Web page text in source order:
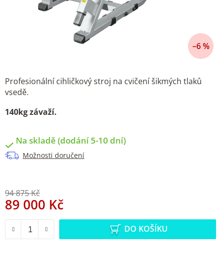
Profesionální cihličkový stroj na cvičení šikmých tlaků
vsedě.
140kg závaží.
Na skladě (dodání 5-10 dní)
Možnosti doručení
94 875 Kč
89 000 Kč
DO KOŠÍKU
–6 %